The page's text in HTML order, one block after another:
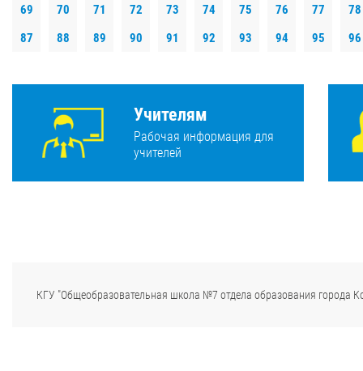
69
70 71 72 73 74 75 76 77
78
87
88 89 90 91 92 93 94 95 96
Учителям
Рабочая информация для
учителей
КГУ "Общеобразовательная школа №7 отдела образования города